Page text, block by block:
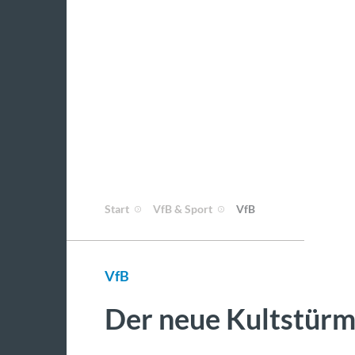
Start VfB & Sport VfB
VfB
Der neue